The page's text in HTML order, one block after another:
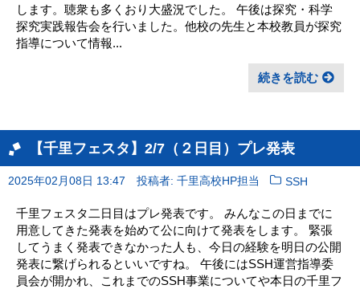
します。聴衆も多くおり大盛況でした。 午後は探究・科学
探究実践報告会を行いました。他校の先生と本校教員が探究
指導について情報...
続きを読む
【千里フェスタ】2/7（２日目）プレ発表
2025年02月08日 13:47 投稿者: 千里高校HP担当 SSH
千里フェスタ二日目はプレ発表です。 みんなこの日までに
用意してきた発表を始めて公に向けて発表をします。 緊張
してうまく発表できなかった人も、今日の経験を明日の公開
発表に繋げられるといいですね。 午後にはSSH運営指導委
員会が開かれ、これまでのSSH事業についてや本日の千里フ